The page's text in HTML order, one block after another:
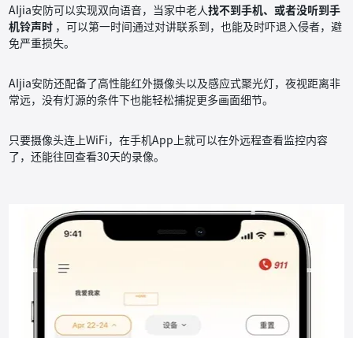
AIjia安防可以实现双向语音，当家中老人找不到手机、或者没听到手
机铃声时 ，可以第一时间通过对讲联系到，也能及时吓退入侵者，避
免严重损失。
AIjia安防还配备了高性能红外摄像头以及感应式聚光灯，夜视距离非
常远，没有灯源的条件下也能轻松捕捉更多画面细节。
只要摄像头连上WiFi，在手机App上就可以在外远程查看监控内容
了，还能往回查看30天的录像。